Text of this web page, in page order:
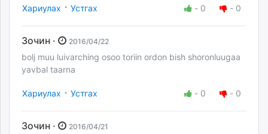
Хариулах · Устгах - 0 - 0
Зочин · 2016/04/22
bolj muu luivarching osoo toriin ordon bish shoronluugaa
yavbal taarna
Хариулах · Устгах - 0 - 0
Зочин · 2016/04/21